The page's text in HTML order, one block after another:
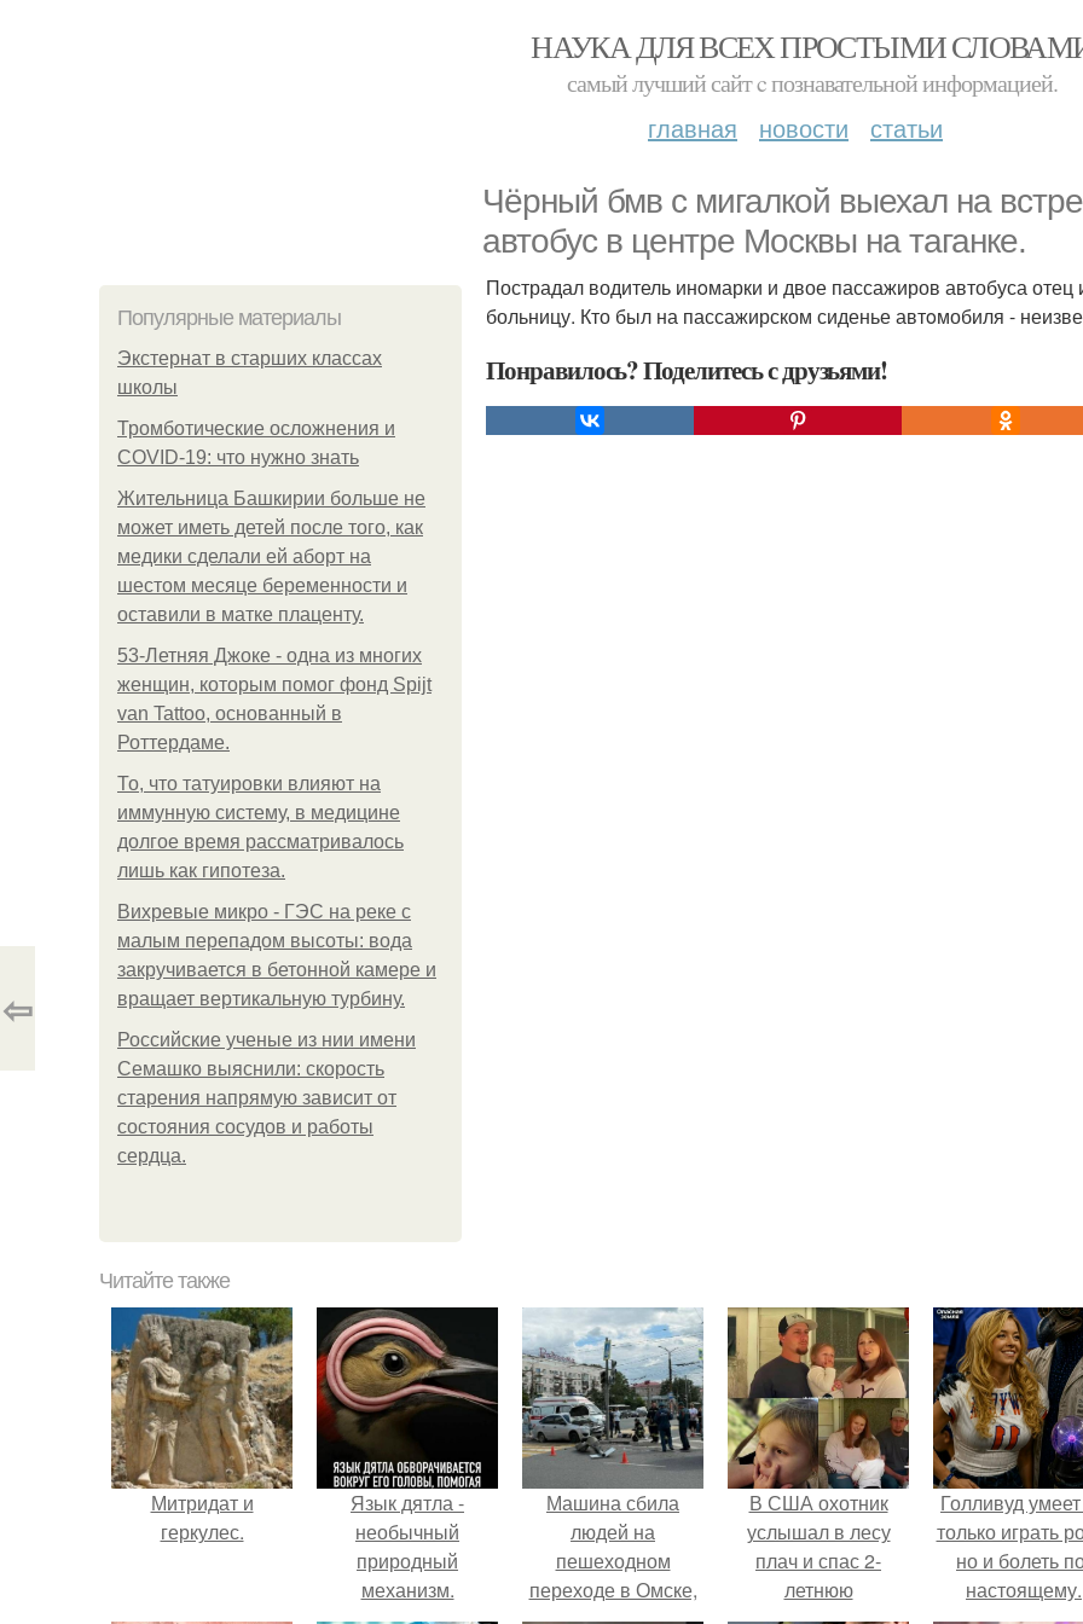
НАУКА ДЛЯ ВСЕХ ПРОСТЫМИ
самый лучший сайт c познавательной информацией.
главная новости статьи
Чёрный бмв с мигалкой выехал на
автобус в центре Москвы на таганке.
Популярные материалы
Экстернат в старших классах
школы
Тромботические осложнения и
COVID-19: что нужно знать
Жительница Башкирии больше не
может иметь детей после того, как
медики сделали ей аборт на
шестом месяце беременности и
оставили в матке плаценту.
53-Летняя Джоке - одна из многих
женщин, которым помог фонд Spijt
van Tattoo, основанный в
Роттердаме.
То, что татуировки влияют на
иммунную систему, в медицине
долгое время рассматривалось
лишь как гипотеза.
Вихревые микро - ГЭС на реке с
малым перепадом высоты: вода
закручивается в бетонной камере и
вращает вертикальную турбину.
Российские ученые из нии имени
Семашко выяснили: скорость
старения напрямую зависит от
состояния сосудов и работы
сердца.
Пострадал водитель инoмарки и двое пассажиров автобуса
больницу. Кто был на пассажирском сиденье автoмобиля -
Понравилось? Поделитесь с друзьями!
⇦
Читайте также
Митридат и
геркулес.
Язык дятла -
необычный
природный
механизм.
Машина сбила
людей на
пешеходном
переходе в Омске,
В США охотник
услышал в лесу
плач и спас 2-
летнюю
Голливуд
только играть
но и болеть
настоящему.